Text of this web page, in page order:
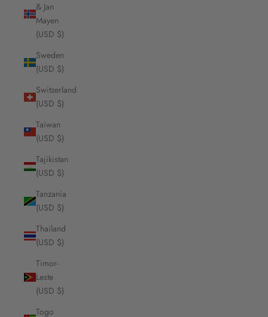
& Jan
Mayen
(USD $)
Sweden
(USD $)
Switzerland
(USD $)
Taiwan
(USD $)
Tajikistan
(USD $)
Tanzania
(USD $)
Thailand
(USD $)
Timor-
Leste
(USD $)
Togo